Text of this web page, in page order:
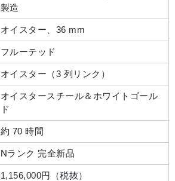
製造
オイスター、36 mm
フルーテッド
オイスター（3 列リンク）
オイスタースチール＆ホワイトゴール
ド
約 70 時間
Nランク 完全新品
1,156,000円（税抜）